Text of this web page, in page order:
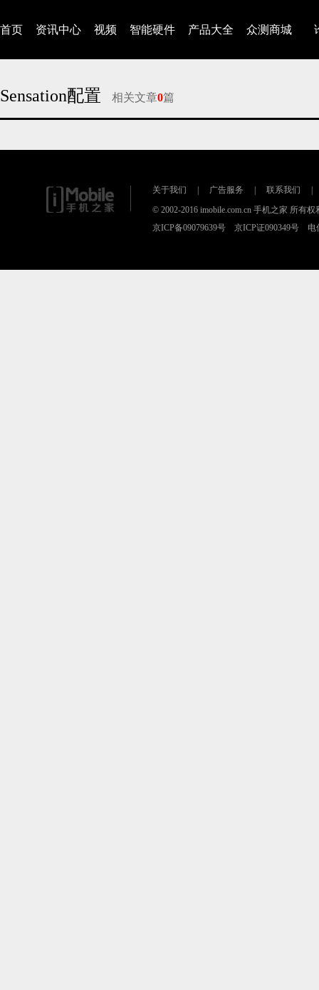
首页 资讯中心 视频 智能硬件 产品大全 众测商城
Sensation配置 相关文章0篇
关于我们 广告服务 联系我们
© 2002-2016 imobile.com.cn 手机之家 所有权
京ICP备09079639号 京ICP证090349号 电